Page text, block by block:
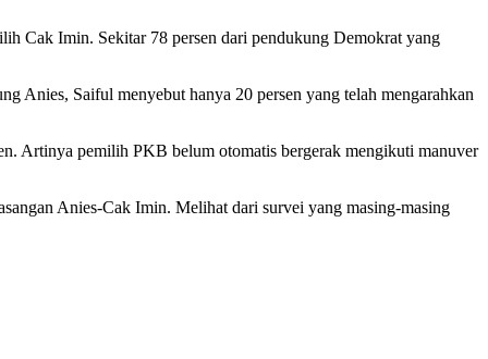
Cak Imin. Sekitar 78 persen dari pendukung Demokrat yang
Anies, Saiful menyebut hanya 20 persen yang telah mengarahkan
Artinya pemilih PKB belum otomatis bergerak mengikuti manuver
Anies-Cak Imin. Melihat dari survei yang masing-masing